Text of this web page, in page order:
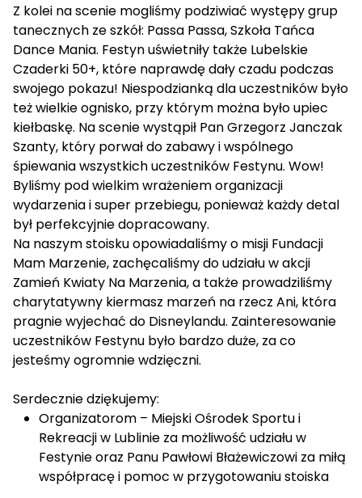
Z kolei na scenie mogliśmy podziwiać występy grup
tanecznych ze szkół: Passa Passa, Szkoła Tańca
Dance Mania. Festyn uświetniły także Lubelskie
Czaderki 50+, które naprawdę dały czadu podczas
swojego pokazu! Niespodzianką dla uczestników było
też wielkie ognisko, przy którym można było upiec
kiełbaskę. Na scenie wystąpił Pan Grzegorz Janczak
Szanty, który porwał do zabawy i wspólnego
śpiewania wszystkich uczestników Festynu. Wow!
Byliśmy pod wielkim wrażeniem organizacji
wydarzenia i super przebiegu, ponieważ każdy detal
był perfekcyjnie dopracowany.
Na naszym stoisku opowiadaliśmy o misji Fundacji
Mam Marzenie, zachęcaliśmy do udziału w akcji
Zamień Kwiaty Na Marzenia, a także prowadziliśmy
charytatywny kiermasz marzeń na rzecz Ani, która
pragnie wyjechać do Disneylandu. Zainteresowanie
uczestników Festynu było bardzo duże, za co
jesteśmy ogromnie wdzięczni.
Serdecznie dziękujemy:
Organizatorom – Miejski Ośrodek Sportu i
Rekreacji w Lublinie za możliwość udziału w
Festynie oraz Panu Pawłowi Błażewiczowi za miłą
współpracę i pomoc w przygotowaniu stoiska